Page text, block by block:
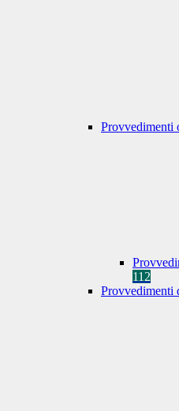
Provvedimenti
112
Provvedimenti